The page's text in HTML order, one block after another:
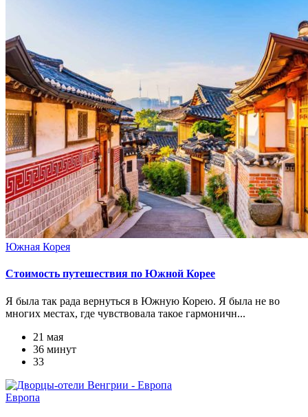
Южная Корея
Стоимость путешествия по Южной Корее
Я была так рада вернуться в Южную Корею. Я была не во
многих местах, где чувствовала такое гармоничн...
21 мая
36 минут
33
Европа